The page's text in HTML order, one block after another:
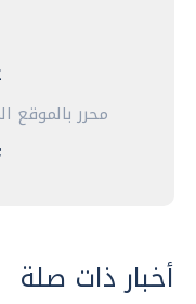
محرر بالموقع
أخبار ذات صلة